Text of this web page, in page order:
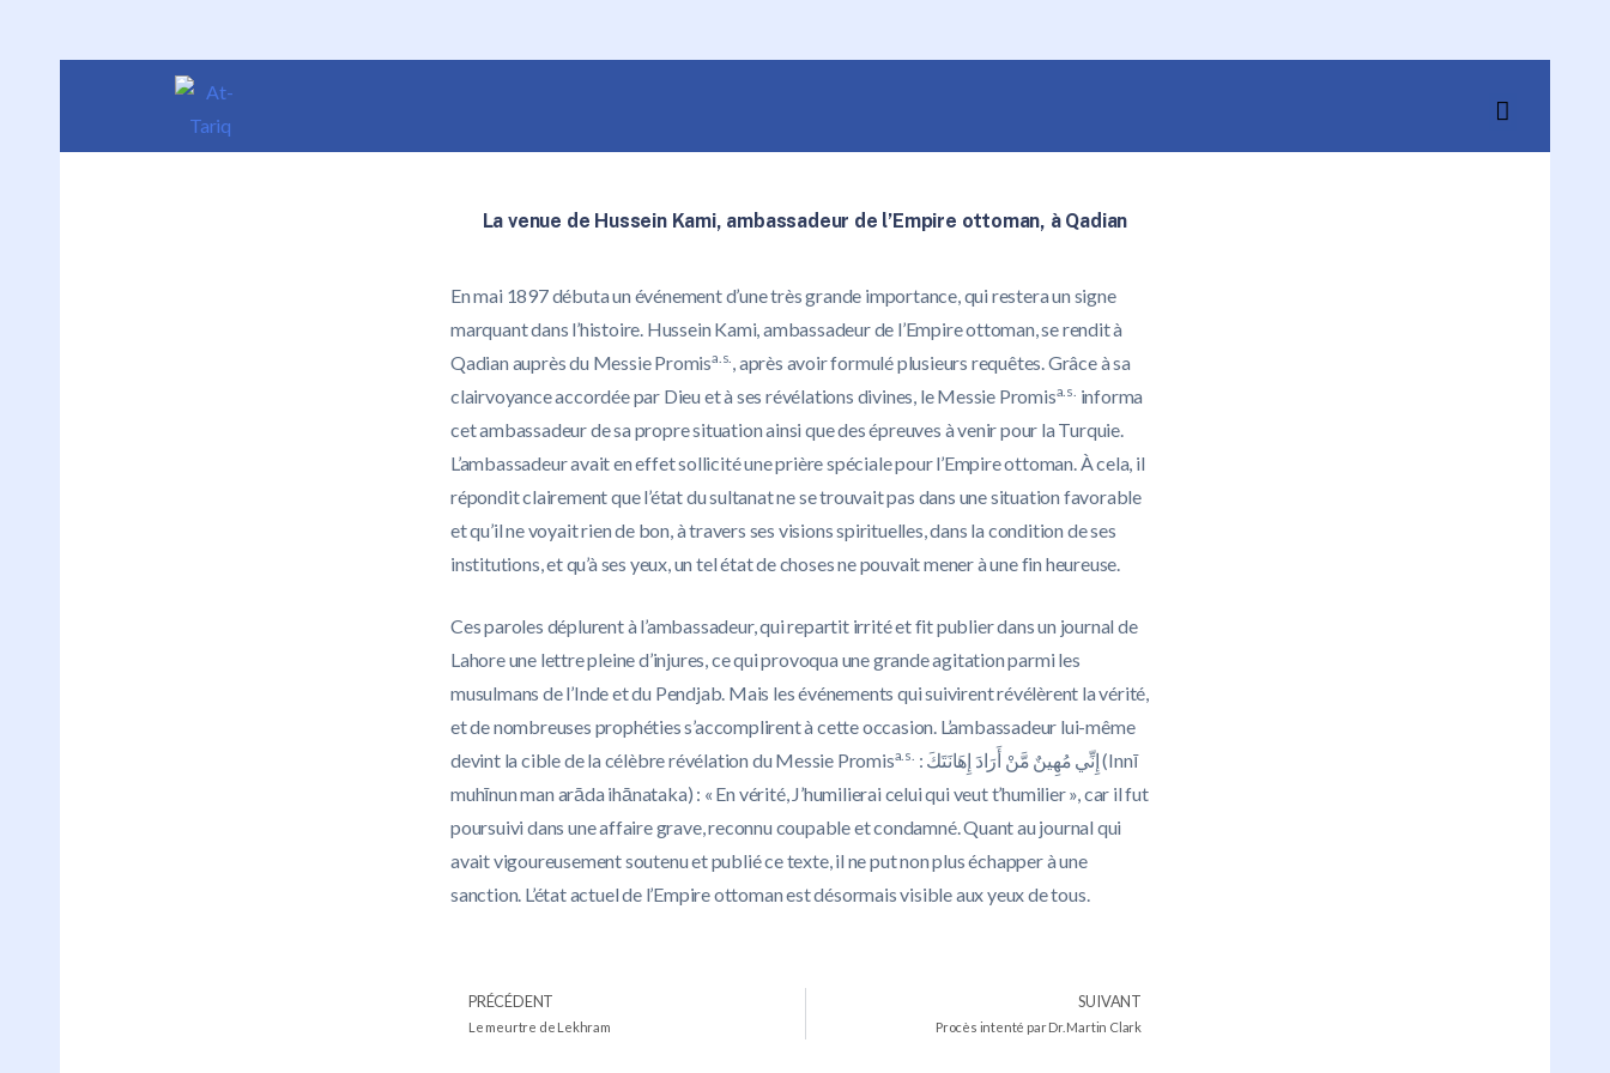
La venue de Hussein Kami, ambassadeur de l’Empire ottoman, à Qadian
En mai 1897 débuta un événement d’une très grande importance, qui restera un signe
marquant dans l’histoire. Hussein Kami, ambassadeur de l’Empire ottoman, se rendit à
Qadian auprès du Messie Promisa.s., après avoir formulé plusieurs requêtes. Grâce à sa
clairvoyance accordée par Dieu et à ses révélations divines, le Messie Promisa.s. informa
cet ambassadeur de sa propre situation ainsi que des épreuves à venir pour la Turquie.
L’ambassadeur avait en effet sollicité une prière spéciale pour l’Empire ottoman. À cela, il
répondit clairement que l’état du sultanat ne se trouvait pas dans une situation favorable
et qu’il ne voyait rien de bon, à travers ses visions spirituelles, dans la condition de ses
institutions, et qu’à ses yeux, un tel état de choses ne pouvait mener à une fin heureuse.
Ces paroles déplurent à l’ambassadeur, qui repartit irrité et fit publier dans un journal de
Lahore une lettre pleine d’injures, ce qui provoqua une grande agitation parmi les
musulmans de l’Inde et du Pendjab. Mais les événements qui suivirent révélèrent la vérité,
et de nombreuses prophéties s’accomplirent à cette occasion. L’ambassadeur lui-même
devint la cible de la célèbre révélation du Messie Promisa.s. : إِنِّي مُهِينٌ مَّنْ أَرَادَ إِهَانَتَكَ (Innī
muhīnun man arāda ihānataka) : « En vérité, J’humilierai celui qui veut t’humilier », car il fut
poursuivi dans une affaire grave, reconnu coupable et condamné. Quant au journal qui
avait vigoureusement soutenu et publié ce texte, il ne put non plus échapper à une
sanction. L’état actuel de l’Empire ottoman est désormais visible aux yeux de tous.
PRÉCÉDENT
Le meurtre de Lekhram
SUIVANT
Procès intenté par Dr. Martin Clark